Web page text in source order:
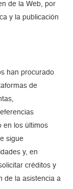
de la Web, por
y la publicación
han procurado
de
en los últimos
sigue
y, en
créditos y
de la asistencia a